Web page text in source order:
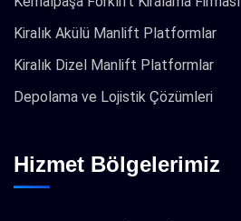
Kiralık Akülü Manlift Platformlar
Kiralık Dizel Manlift Platformlar
Depolama ve Lojistik Çözümleri
Hizmet Bölgelerimiz